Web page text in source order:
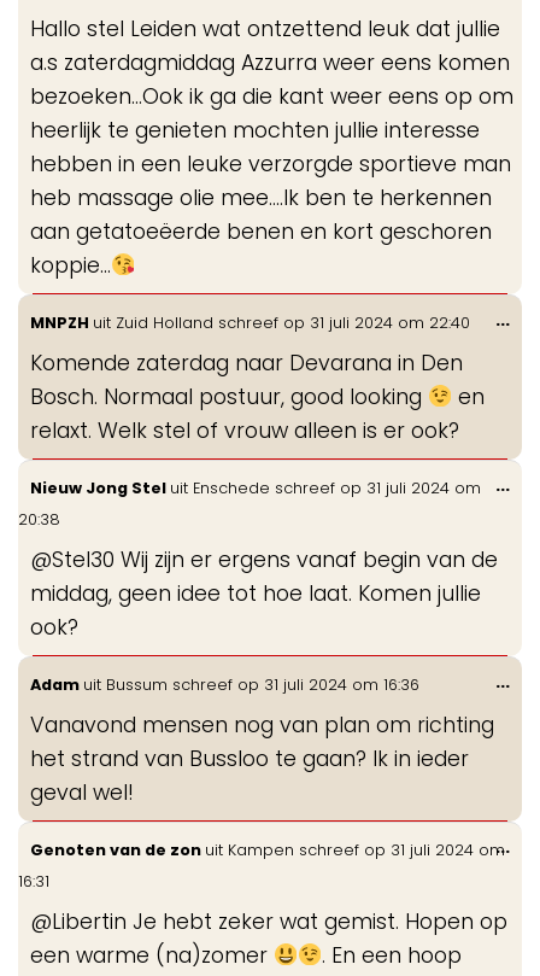
Hallo stel Leiden wat ontzettend leuk dat jullie
a.s zaterdagmiddag Azzurra weer eens komen
bezoeken...Ook ik ga die kant weer eens op om
heerlijk te genieten mochten jullie interesse
hebben in een leuke verzorgde sportieve man
heb massage olie mee....Ik ben te herkennen
aan getatoeëerde benen en kort geschoren
koppie...
MNPZH uit Zuid Holland schreef op 31 juli 2024 om 22:40
Komende zaterdag naar Devarana in Den
Bosch. Normaal postuur, good looking
en
relaxt. Welk stel of vrouw alleen is er ook?
...
Nieuw Jong Stel uit Enschede schreef op 31 juli 2024 om
20:38
@Stel30 Wij zijn er ergens vanaf begin van de
middag, geen idee tot hoe laat. Komen jullie
ook?
...
Adam uit Bussum schreef op 31 juli 2024 om 16:36
Vanavond mensen nog van plan om richting
het strand van Bussloo te gaan? Ik in ieder
geval wel!
...
Genoten van de zon uit Kampen schreef op 31 juli 2024 om
16:31
@Libertin Je hebt zeker wat gemist. Hopen op
een warme (na)zomer
. En een hoop
...